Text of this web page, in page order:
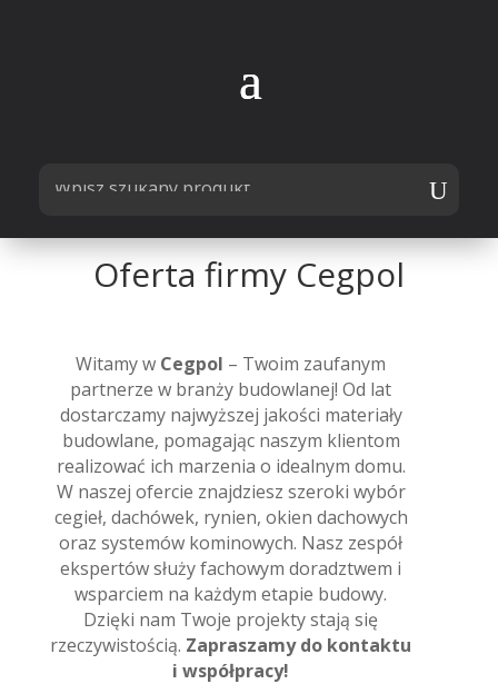
Oferta firmy Cegpol
Witamy w Cegpol – Twoim zaufanym
partnerze w branży budowlanej! Od lat
dostarczamy najwyższej jakości materiały
budowlane, pomagając naszym klientom
realizować ich marzenia o idealnym domu.
W naszej ofercie znajdziesz szeroki wybór
cegieł, dachówek, rynien, okien dachowych
oraz systemów kominowych. Nasz zespół
ekspertów służy fachowym doradztwem i
wsparciem na każdym etapie budowy.
Dzięki nam Twoje projekty stają się
rzeczywistością. Zapraszamy do kontaktu
i współpracy!